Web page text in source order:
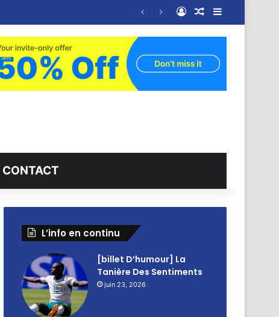
Connexion
Article Aléatoire
Sidebar
CONTACT
L’info en continu
[billet D’humour] La
Tanière Des Sentiments
juin 23, 2026